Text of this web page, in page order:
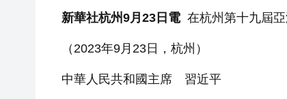
新華社杭州9月23日 電 在杭州第十九屆
（2023年9月23日，杭州）
中華人民共和國主席 習近平